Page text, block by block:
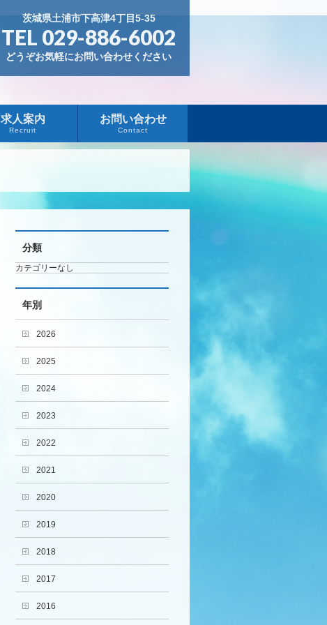
茨城県土浦市下高津4丁目5-35
TEL 029-886-6002
どうぞお気軽にお問い合わせください
求人案内
Recruit
お問い合わせ
Contact
分類
カテゴリーなし
年別
2026
2025
2024
2023
2022
2021
2020
2019
2018
2017
2016